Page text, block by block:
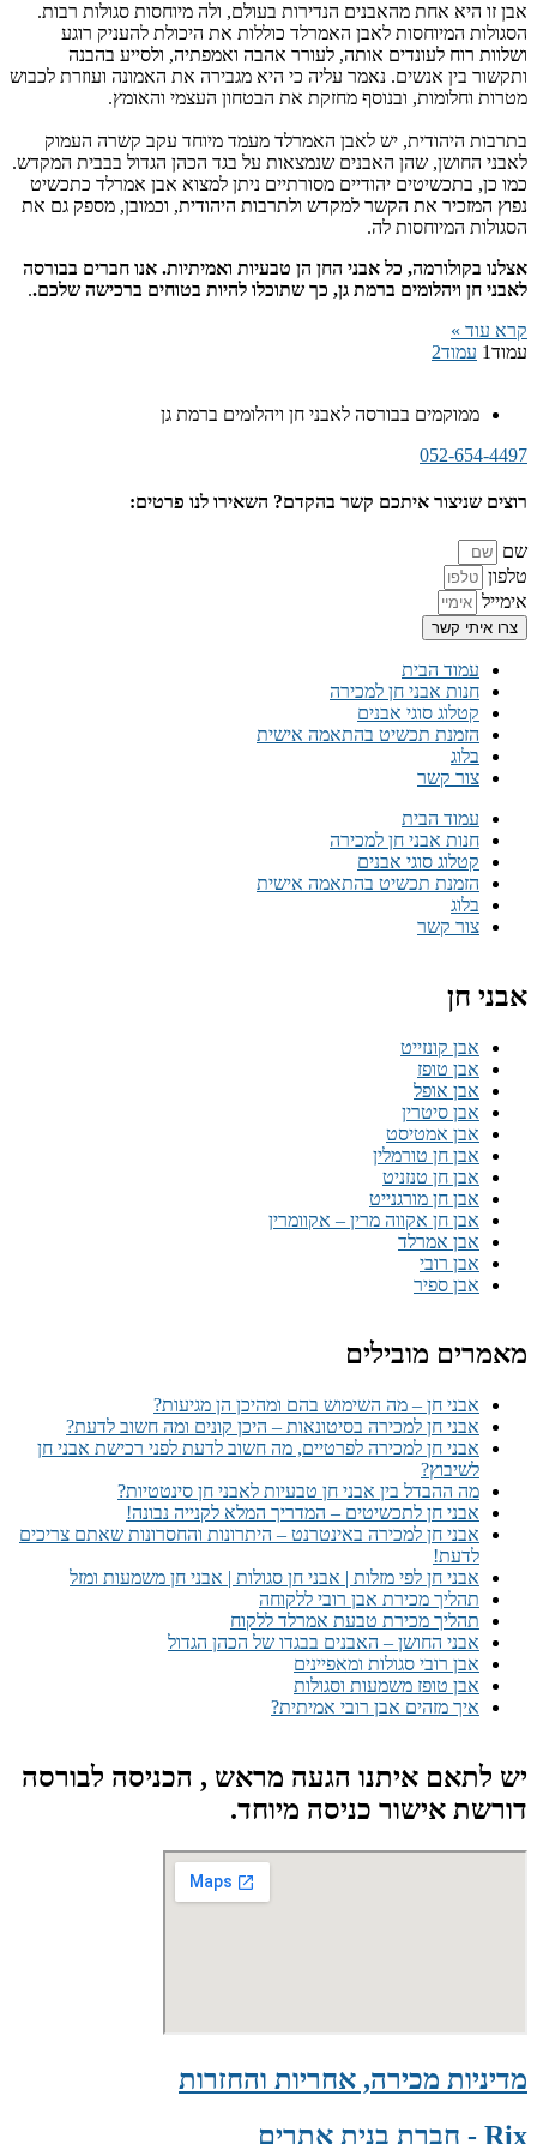
אבן זו היא אחת מהאבנים הנדירות בעולם, ולה מיוחסות סגולות רבות.
הסגולות המיוחסות לאבן האמרלד כוללות את היכולת להעניק רוגע
ושלוות רוח לעונדים אותה, לעורר אהבה ואמפתיה, ולסייע בהבנה
ותקשור בין אנשים. נאמר עליה כי היא מגבירה את האמונה ועוזרת לכבוש
מטרות וחלומות, ובנוסף מחזקת את הבטחון העצמי והאומץ.
בתרבות היהודית, יש לאבן האמרלד מעמד מיוחד עקב קשרה העמוק
לאבני החושן, שהן האבנים שנמצאות על בגד הכהן הגדול בבבית המקדש.
כמו כן, בתכשיטים יהודיים מסורתיים ניתן למצוא אבן אמרלד כתכשיט
נפוץ המזכיר את הקשר למקדש ולתרבות היהודית, וכמובן, מספק גם את
הסגולות המיוחסות לה.
אצלנו בקולורמה, כל אבני החן הן טבעיות ואמיתיות. אנו חברים בבורסה
לאבני חן ויהלומים ברמת גן, כך שתוכלו להיות בטוחים ברכישה שלכם..
קרא עוד »
עמוד1 עמוד2
ממוקמים בבורסה לאבני חן ויהלומים ברמת גן
052-654-4497
רוצים שניצור איתכם קשר בהקדם? השאירו לנו פרטים:
שם
טלפון
אימייל
צרו איתי קשר
עמוד הבית
חנות אבני חן למכירה
קטלוג סוגי אבנים
הזמנת תכשיט בהתאמה אישית
בלוג
צור קשר
עמוד הבית
חנות אבני חן למכירה
קטלוג סוגי אבנים
הזמנת תכשיט בהתאמה אישית
בלוג
צור קשר
אבני חן
אבן קונזייט
אבן טופז
אבן אופל
אבן סיטרין
אבן אמטיסט
אבן חן טורמלין
אבן חן טנזניט
אבן חן מורגנייט
אבן חן אקווה מרין – אקוומרין
אבן אמרלד
אבן רובי
אבן ספיר
מאמרים מובילים
אבני חן – מה השימוש בהם ומהיכן הן מגיעות?
אבני חן למכירה בסיטונאות – היכן קונים ומה חשוב לדעת?
אבני חן למכירה לפרטיים, מה חשוב לדעת לפני רכישת אבני חן
לשיבוץ?
מה ההבדל בין אבני חן טבעיות לאבני חן סינטטיות?
אבני חן לתכשיטים – המדריך המלא לקנייה נבונה!
אבני חן למכירה באינטרנט – היתרונות והחסרונות שאתם צריכים
לדעת!
אבני חן לפי מזלות | אבני חן סגולות | אבני חן משמעות ומזל
תהליך מכירת אבן רובי ללקוחה
תהליך מכירת טבעת אמרלד ללקוח
אבני החושן – האבנים בבגדו של הכהן הגדול
אבן רובי סגולות ומאפיינים
אבן טופז משמעות וסגולות
איך מזהים אבן רובי אמיתית?
יש לתאם איתנו הגעה מראש , הכניסה לבורסה
דורשת אישור כניסה מיוחד.
מדיניות מכירה, אחריות והחזרות
Rix - חברת בנית אתרים